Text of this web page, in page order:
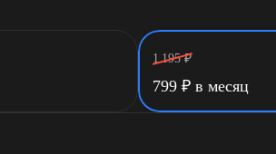
1 195 ₽
799 ₽ в месяц